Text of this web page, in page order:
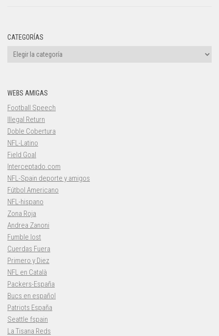
CATEGORÍAS
Categorías
WEBS AMIGAS
Football Speech
Illegal Return
Doble Cobertura
NFL-Latino
Field Goal
Interceptado.com
NFL-Spain deporte y amigos
Fútbol Americano
NFL-hispano
Zona Roja
Andrea Zanoni
Fumble lost
Cuerdas Fuera
Primero y Diez
NFL en Català
Packers-España
Bucs en español
Patriots España
Seattle fspain
La Tisana Reds